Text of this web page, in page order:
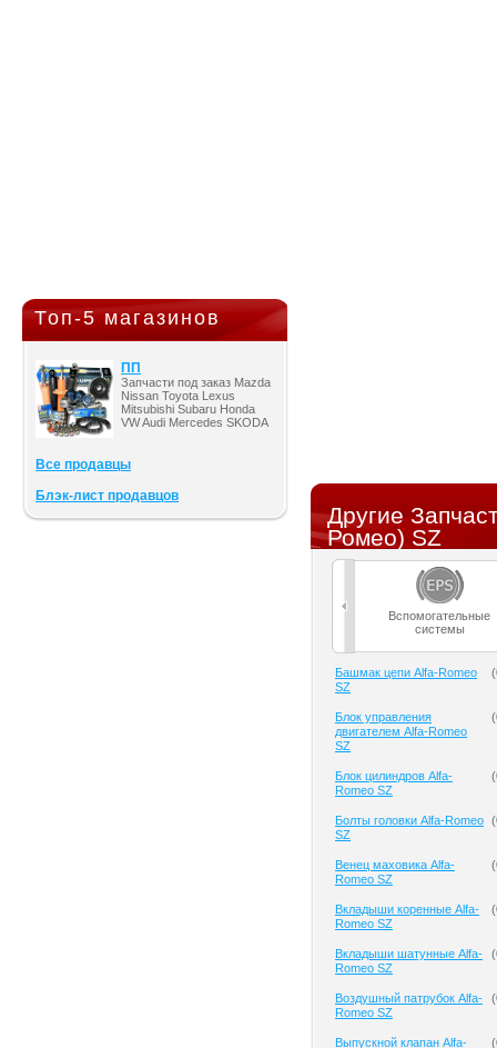
Топ-5 магазинов
ПП
Запчасти под заказ Mazda
Nissan Toyota Lexus
Mitsubishi Subaru Honda
VW Audi Mercedes SKODA
Все продавцы
Блэк-лист продавцов
Другие
Ромео) SZ
Вспомогательные
системы
Башмак цепи Alfa-Romeo
SZ
(
Блок управления
двигателем Alfa-Romeo
SZ
(
Блок цилиндров Alfa-
Romeo SZ
(
Болты головки Alfa-Romeo
SZ
(
Венец маховика Alfa-
Romeo SZ
(
Вкладыши коренные Alfa-
Romeo SZ
(
Вкладыши шатунные Alfa-
Romeo SZ
(
Воздушный патрубок Alfa-
Romeo SZ
(
Выпускной клапан Alfa-
(